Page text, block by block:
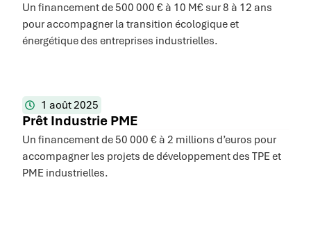
Un financement de 500 000 € à 10 M€ sur 8 à 12 ans
pour accompagner la transition écologique et
énergétique des entreprises industrielles.
1 août 2025
Prêt Industrie PME
Un financement de 50 000 € à 2 millions d’euros pour
accompagner les projets de développement des TPE et
PME industrielles.